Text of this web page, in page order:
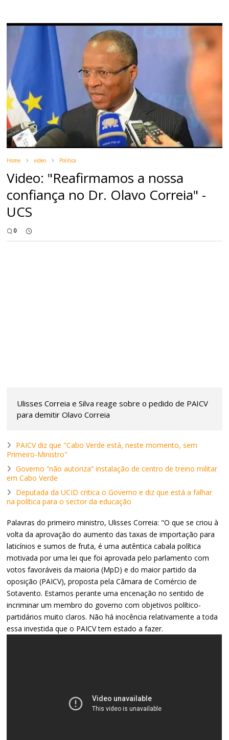
Home video Politica
Video: "Reafirmamos a nossa
confiança no Dr. Olavo Correia" -
UCS
0
Ulisses Correia e Silva reage sobre o pedido de PAICV
para demitir Olavo Correia
PAICV diz que "Cabo Verde está, neste momento, sem
Primeiro-Ministro"
Governo “não autoriza” instalação de centro de treino militar
em Cabo Verde
Deputada da UCID critica o Governo e diz que está a falhar
na política para o sector da educação
Palavras do primeiro ministro, Ulisses Correia: "O que se criou à
volta da aprovação do aumento das taxas de importação para
laticínios e sumos de fruta, é uma autêntica cabala política
motivada por uma lei que foi aprovada pelo parlamento com
votos favoráveis da maioria (MpD) e do maior partido da
oposição (PAICV), proposta pela Câmara de Comércio de
Sotavento. Estamos perante uma encenação no sentido de
incriminar um membro do governo com objetivos político-
partidários muito claros. Não há inocência relativamente a toda
essa investida que o PAICV tem estado a fazer.